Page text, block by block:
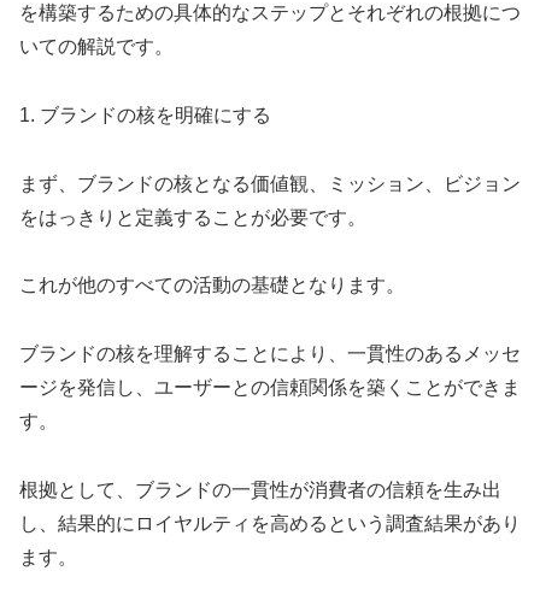
を構築するための具体的なステップとそれぞれの根拠につ
いての解説です。
1. ブランドの核を明確にする
まず、ブランドの核となる価値観、ミッション、ビジョン
をはっきりと定義することが必要です。
これが他のすべての活動の基礎となります。
ブランドの核を理解することにより、一貫性のあるメッセ
ージを発信し、ユーザーとの信頼関係を築くことができま
す。
根拠として、ブランドの一貫性が消費者の信頼を生み出
し、結果的にロイヤルティを高めるという調査結果があり
ます。